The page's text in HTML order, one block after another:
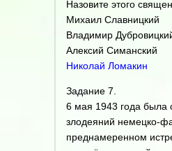
Назовите этого
Михаил Славницкий
Владимир
Алексий Симанский
Николай Ломакин
Задание 7.
6 мая 1943 года была
злодеяний немецко-
преднамеренном